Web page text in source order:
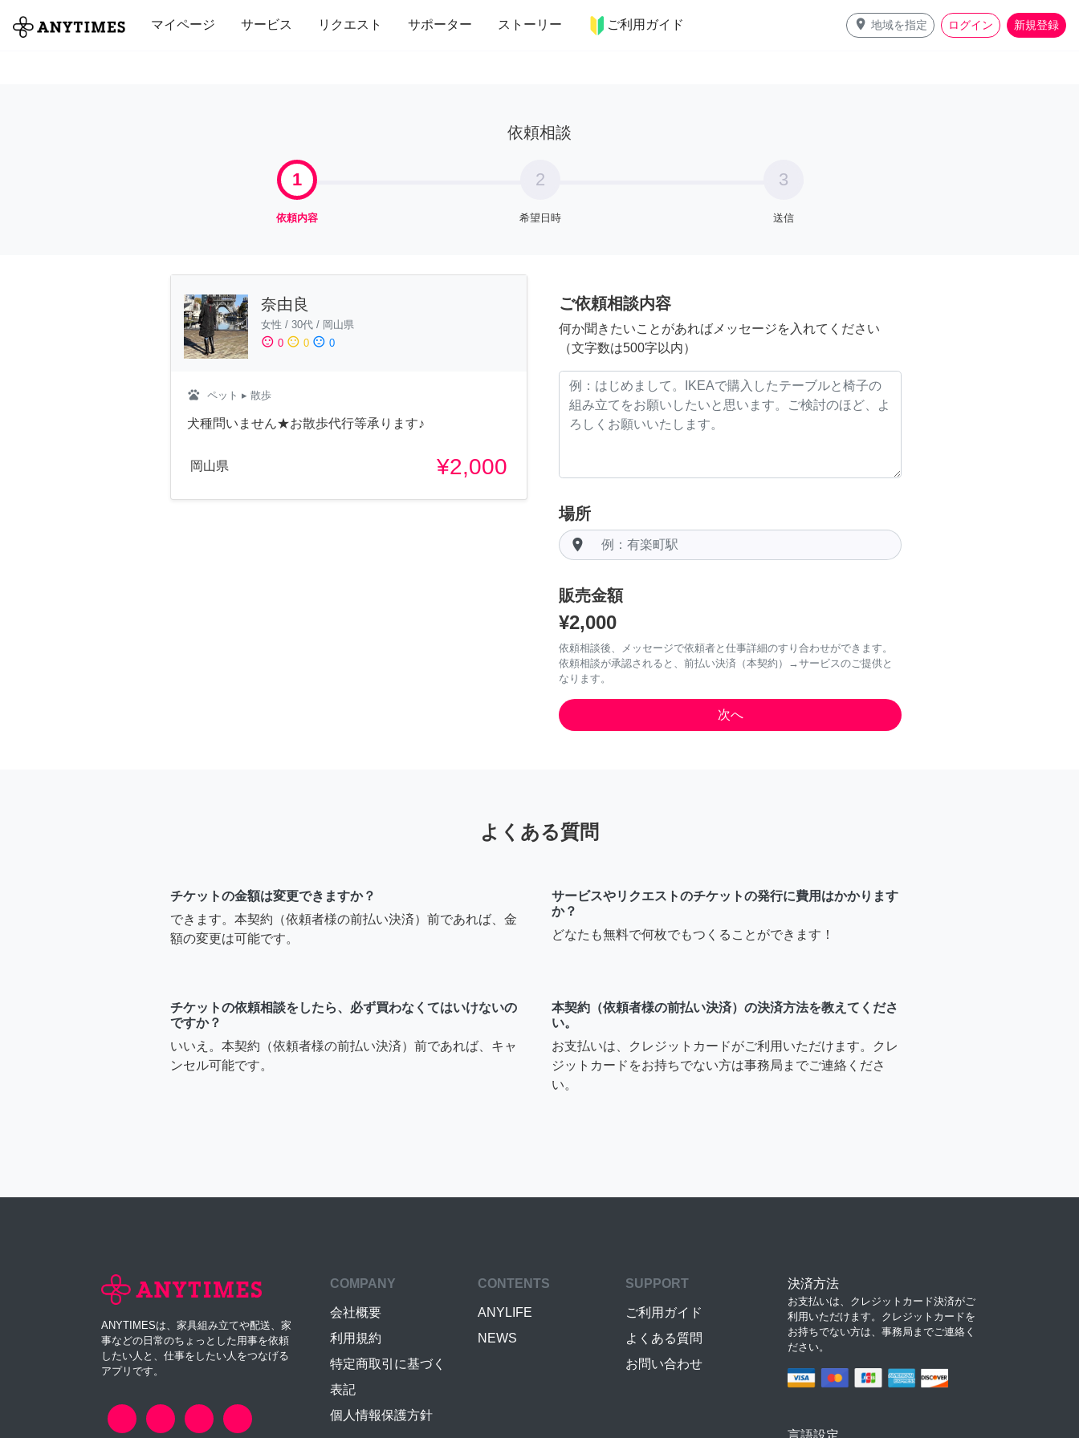
マイページ サービス リクエスト サポーター ストーリー ご利用ガイド place 地域を指定 ログイン 新規登録
全て 修理・組立 家事 引っ越し インテリア 趣味・習い事 ペット 料理
依頼相談
1
依頼内容
2
希望日時
3
送信
奈由良
女性 / 30代 / 岡山県
sentiment_satisfied 0 sentiment_neutral 0 sentiment_dissatisfied 0
pets ペット ▸ 散歩
犬種問いません★お散歩代行等承ります♪
岡山県 ¥2,000
ご依頼相談内容
何か聞きたいことがあればメッセージを入れてください
（文字数は500字以内）
場所
room
販売金額
¥2,000
依頼相談後、メッセージで依頼者と仕事詳細のすり合わせができます。
依頼相談が承認されると、前払い決済（本契約）→サービスのご提供と
なります。
よくある質問
チケットの金額は変更できますか？
できます。本契約（依頼者様の前払い決済）前であれば、金
額の変更は可能です。
サービスやリクエストのチケットの発行に費用はかかります
か？
どなたも無料で何枚でもつくることができます！
チケットの依頼相談をしたら、必ず買わなくてはいけないの
ですか？
いいえ。本契約（依頼者様の前払い決済）前であれば、キャ
ンセル可能です。
本契約（依頼者様の前払い決済）の決済方法を教えてくださ
い。
お支払いは、クレジットカードがご利用いただけます。クレ
ジットカードをお持ちでない方は事務局までご連絡くださ
い。
ANYTIMESは、家具組み立てや配送、家
事などの日常のちょっとした用事を依頼
したい人と、仕事をしたい人をつなげる
アプリです。
COMPANY
会社概要
利用規約
特定商取引に基づく
表記
個人情報保護方針
CONTENTS
ANYLIFE
NEWS
SUPPORT
ご利用ガイド
よくある質問
お問い合わせ
決済方法
お支払いは、クレジットカード決済がご
利用いただけます。クレジットカードを
お持ちでない方は、事務局までご連絡く
ださい。
言語設定